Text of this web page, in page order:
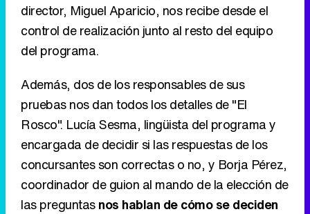
director, Miguel Aparicio, nos recibe desde el
control de realización junto al resto del equipo
del programa.
Además, dos de los responsables de sus
pruebas nos dan todos los detalles de "El
Rosco". Lucía Sesma, lingüista del programa y
encargada de decidir si las respuestas de los
concursantes son correctas o no, y Borja Pérez,
coordinador de guion al mando de la elección de
las preguntasnos hablan de cómo se deciden